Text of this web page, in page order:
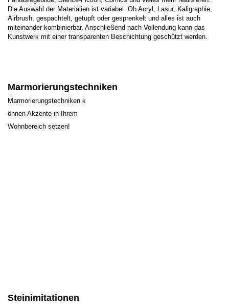
Die Auswahl der Materialien ist variabel. Ob Acryl, Lasur, Kaligraphie,
Airbrush, gespachtelt, getupft oder gesprenkelt und alles ist auch
miteinander kombinierbar. Anschließend nach Vollendung kann das
Kunstwerk mit einer transparenten Beschichtung geschützt werden.
Marmorierungstechniken
Marmorierungstechniken k
önnen Akzente in Ihrem
Wohnbereich setzen!
Steinimitationen